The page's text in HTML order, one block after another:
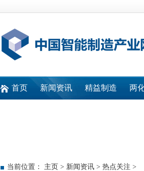
首页 新闻资讯 精益制造 两
当前位置： 主页 > 新闻资讯 > 热点关注 >